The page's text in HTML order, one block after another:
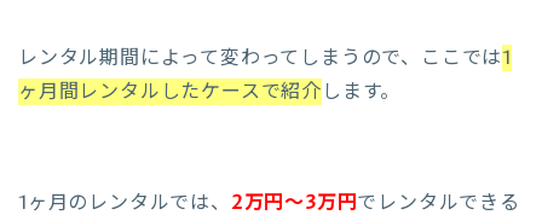
レンタル期間によって変わってしまうので、ここでは1
ヶ月間レンタルしたケースで紹介 します。
1ヶ月のレンタルでは、 2万円～3万円でレンタルできる